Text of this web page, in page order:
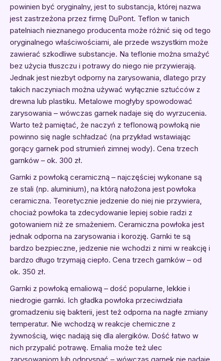
powinien być oryginalny, jest to substancja, której nazwa
jest zastrzeżona przez firmę DuPont. Teflon w tanich
patelniach nieznanego producenta może różnić się od tego
oryginalnego właściwościami, ale przede wszystkim może
zawierać szkodliwe substancje. Na teflonie można smażyć
bez użycia tłuszczu i potrawy do niego nie przywierają.
Jednak jest niezbyt odporny na zarysowania, dlatego przy
takich naczyniach można używać wyłącznie sztućców z
drewna lub plastiku. Metalowe mogłyby spowodować
zarysowania – wówczas garnek nadaje się do wyrzucenia.
Warto też pamiętać, że naczyń z teflonową powłoką nie
powinno się nagle schładzać (na przykład wstawiając
gorący garnek pod strumień zimnej wody). Cena trzech
garnków – ok. 300 zł.
Garnki z powłoką ceramiczną – najczęściej wykonane są
ze stali (np. aluminium), na którą nałożona jest powłoka
ceramiczna. Teoretycznie jedzenie do niej nie przywiera,
chociaż powłoka ta zdecydowanie lepiej sobie radzi z
gotowaniem niż ze smażeniem. Ceramiczna powłoka jest
jednak odporna na zarysowania i korozję. Garnki te są
bardzo bezpieczne, jedzenie nie wchodzi z nimi w reakcję i
bardzo długo trzymają ciepło. Cena trzech garnków – od
ok. 350 zł.
Garnki z powłoką emaliową – dość popularne, lekkie i
niedrogie garnki. Ich gładka powłoka przeciwdziała
gromadzeniu się bakterii, jest też odporna na nagłe zmiany
temperatur. Nie wchodzą w reakcje chemiczne z
żywnością, więc nadają się dla alergików. Dość łatwo w
nich przypalić potrawę. Emalia może też ulec